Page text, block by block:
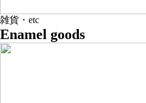
雑貨・etc
Enamel goods